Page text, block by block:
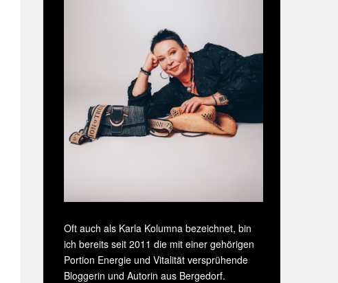
Oft auch als Karla Kolumna bezeichnet, bin
ich bereits seit 2011 die mit einer gehörigen
Portion Energie und Vitalität versprühende
Bloggerin und Autorin aus Bergedorf.